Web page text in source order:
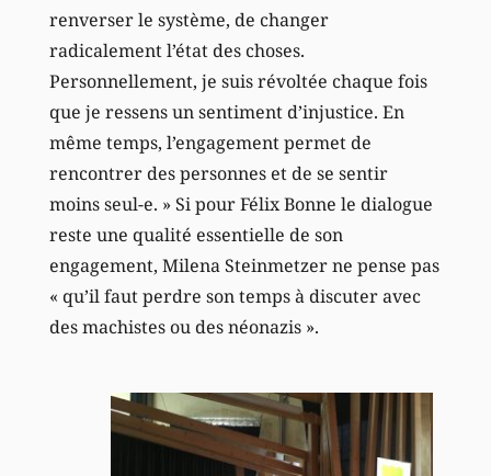
renverser le système, de changer
radicalement l’état des choses.
Personnellement, je suis révoltée chaque fois
que je ressens un sentiment d’injustice. En
même temps, l’engagement permet de
rencontrer des personnes et de se sentir
moins seul-e. » Si pour Félix Bonne le dialogue
reste une qualité essentielle de son
engagement, Milena Steinmetzer ne pense pas
« qu’il faut perdre son temps à discuter avec
des machistes ou des néonazis ».